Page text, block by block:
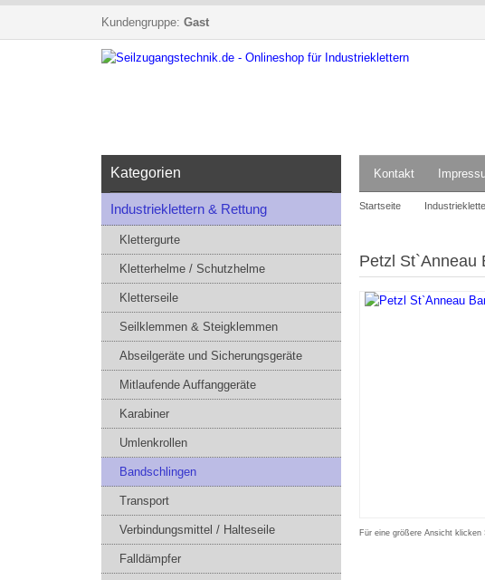
Kundengruppe: Gast
Kontakt
Startseite
Petzl St`Anneau
Für eine größere Ansicht klicken
Kategorien
Industrieklettern & Rettung
Klettergurte
Kletterhelme / Schutzhelme
Kletterseile
Seilklemmen & Steigklemmen
Abseilgeräte und Sicherungsgeräte
Mitlaufende Auffanggeräte
Karabiner
Umlenkrollen
Bandschlingen
Transport
Verbindungsmittel / Halteseile
Falldämpfer